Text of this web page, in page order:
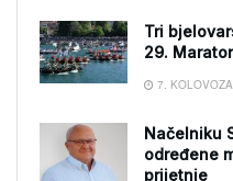
Tri
29.
7.
Načelniku
određene
prijetnje